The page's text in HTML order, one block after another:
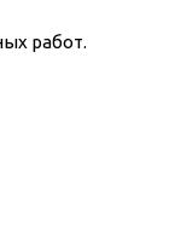
работ.